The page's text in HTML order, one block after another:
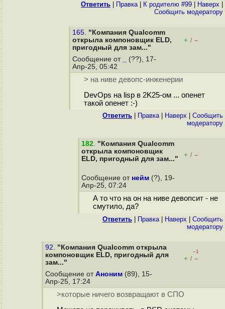
Ответить Правка| К родителю #99 Наверх
Cообщить модератору
165. "Компания Qualcomm
открыла компоновщик ELD,
пригодный для зам..."
+ / –
Сообщение от
(??), 17-
Апр-25, 05:42
> на ниве девопс-инженерии
DevOps на lisp в 2K25-ом ... опенет
такой опенет :-)
Ответить Правка| Наверх
Cообщить
модератору
182. "Компания Qualcomm
открыла компоновщик
ELD, пригодный для зам..."
+ / –
Сообщение от нейм (?), 19-
Апр-25, 07:24
А то что на он на ниве девопсит - не
смутило, да?
Ответить Правка| Наверх
Cообщить
модератору
92. "Компания Qualcomm открыла
компоновщик ELD, пригодный для
зам..."
–1
+ / –
Сообщение от Аноним (89), 15-
Апр-25, 17:24
>которые ничего возвращают в СПО